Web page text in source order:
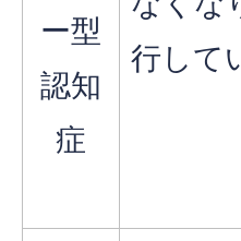
ー型
認知
症
行して